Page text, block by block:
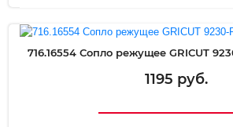
716.16554 Сопло режущее GRICUT
1195 руб.